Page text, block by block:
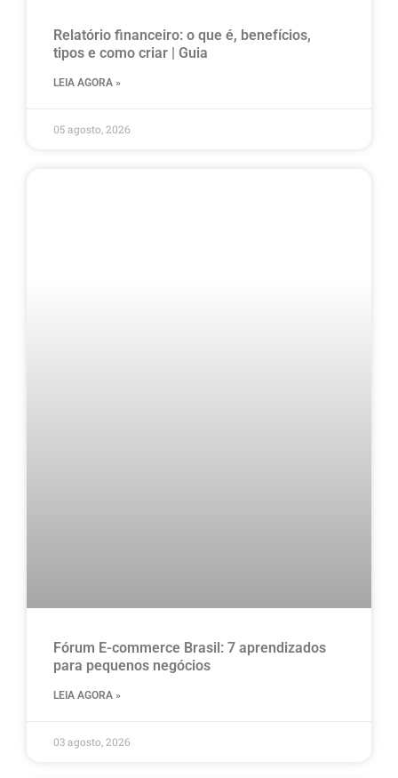
Relatório financeiro: o que é, benefícios,
tipos e como criar | Guia
LEIA AGORA »
05 agosto, 2026
Fórum E-commerce Brasil: 7 aprendizados
para pequenos negócios
LEIA AGORA »
03 agosto, 2026